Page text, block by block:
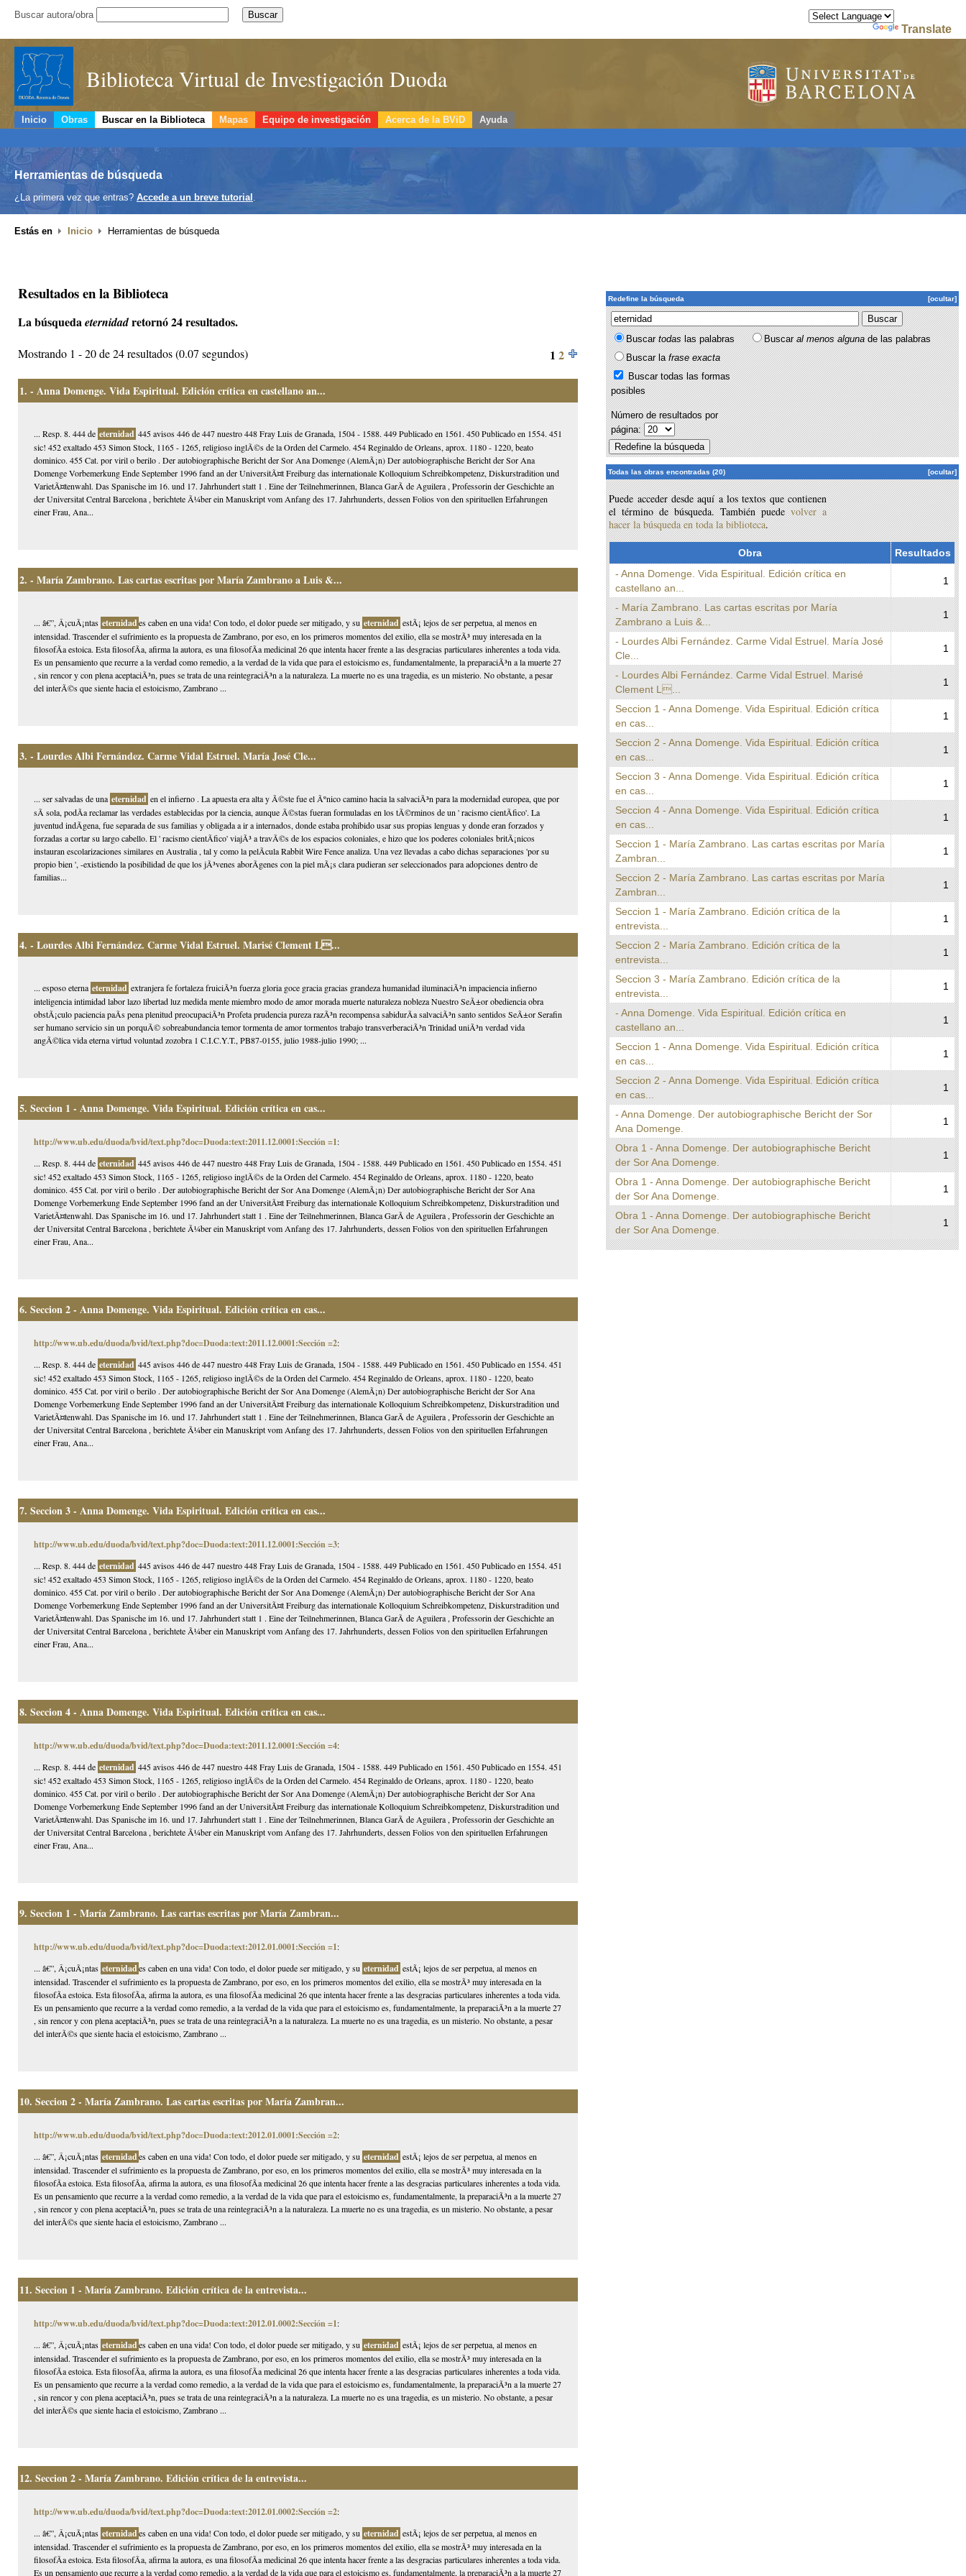
Translate
Buscar autora/obra
Biblioteca Virtual de Investigación Duoda
Inicio Obras Buscar en la Biblioteca Mapas Equipo de investigación Acerca de la BViD Ayuda
Herramientas de búsqueda
¿La primera vez que entras? Accede a un breve tutorial .
Estás en Inicio Herramientas de búsqueda
Resultados en la Biblioteca
La búsquedaeternidadretornó 24 resultados.
Mostrando 1 - 20 de 24 resultados (0.07 segundos) 1 2
1. - Anna Domenge. Vida Espiritual. Edición crítica en castellano an...
... Resp. 8. 444 de eternidad 445 avisos 446 de 447 nuestro 448 Fray Luis de Granada, 1504 - 1588. 449 Publicado en 1561. 450 Publicado en 1554. 451
sic! 452 exaltado 453 Simon Stock, 1165 - 1265, religioso inglÃ©s de la Orden del Carmelo. 454 Reginaldo de Orleans, aprox. 1180 - 1220, beato
dominico. 455 Cat. por viril o berilo . Der autobiographische Bericht der Sor Ana Domenge (AlemÃ¡n) Der autobiographische Bericht der Sor Ana
Domenge Vorbemerkung Ende September 1996 fand an der UniversitÃ¤t Freiburg das internationale Kolloquium Schreibkompetenz, Diskurstradition und
VarietÃ¤tenwahl. Das Spanische im 16. und 17. Jahrhundert statt 1 . Eine der Teilnehmerinnen, Blanca GarÃ­ de Aguilera , Professorin der Geschichte an
der Universitat Central Barcelona , berichtete Ã¼ber ein Manuskript vom Anfang des 17. Jahrhunderts, dessen Folios von den spirituellen Erfahrungen
einer Frau, Ana...
2. - María Zambrano. Las cartas escritas por María Zambrano a Luis &...
... â€”, Â¡cuÃ¡ntas eternidades caben en una vida! Con todo, el dolor puede ser mitigado, y su eternidad estÃ¡ lejos de ser perpetua, al menos en
intensidad. Trascender el sufrimiento es la propuesta de Zambrano, por eso, en los primeros momentos del exilio, ella se mostrÃ³ muy interesada en la
filosofÃ­a estoica. Esta filosofÃ­a, afirma la autora, es una filosofÃ­a medicinal 26 que intenta hacer frente a las desgracias particulares inherentes a toda vida.
Es un pensamiento que recurre a la verdad como remedio, a la verdad de la vida que para el estoicismo es, fundamentalmente, la preparaciÃ³n a la muerte 27
, sin rencor y con plena aceptaciÃ³n, pues se trata de una reintegraciÃ³n a la naturaleza. La muerte no es una tragedia, es un misterio. No obstante, a pesar
del interÃ©s que siente hacia el estoicismo, Zambrano ...
3. - Lourdes Albi Fernández. Carme Vidal Estruel. María José Cle...
... ser salvadas de una eternidad en el infierno . La apuesta era alta y Ã©ste fue el Ãºnico camino hacia la salvaciÃ³n para la modernidad europea, que por
sÃ­ sola, podÃ­a reclamar las verdades establecidas por la ciencia, aunque Ã©stas fueran formuladas en los tÃ©rminos de un ' racismo cientÃ­fico'. La
juventud indÃ­gena, fue separada de sus familias y obligada a ir a internados, donde estaba prohibido usar sus propias lenguas y donde eran forzados y
forzadas a cortar su largo cabello. El ' racismo cientÃ­fico' viajÃ³ a travÃ©s de los espacios coloniales, e hizo que los poderes coloniales britÃ¡nicos
instauran escolarizaciones similares en Australia , tal y como la pelÃ­cula Rabbit Wire Fence analiza. Una vez llevadas a cabo dichas separaciones 'por su
propio bien ', -existiendo la posibilidad de que los jÃ³venes aborÃ­genes con la piel mÃ¡s clara pudieran ser seleccionados para adopciones dentro de
familias...
4. - Lourdes Albi Fernández. Carme Vidal Estruel. Marisé Clement L...
... esposo eterna eternidad extranjera fe fortaleza fruiciÃ³n fuerza gloria goce gracia gracias grandeza humanidad iluminaciÃ³n impaciencia infierno
inteligencia intimidad labor lazo libertad luz medida mente miembro modo de amor morada muerte naturaleza nobleza Nuestro SeÃ±or obediencia obra
obstÃ¡culo paciencia paÃ­s pena plenitud preocupaciÃ³n Profeta prudencia pureza razÃ³n recompensa sabidurÃ­a salvaciÃ³n santo sentidos SeÃ±or Serafin
ser humano servicio sin un porquÃ© sobreabundancia temor tormenta de amor tormentos trabajo transverberaciÃ³n Trinidad uniÃ³n verdad vida
angÃ©lica vida eterna virtud voluntad zozobra 1 C.I.C.Y.T., PB87-0155, julio 1988-julio 1990; ...
5. Seccion 1 - Anna Domenge. Vida Espiritual. Edición crítica en cas...
http://www.ub.edu/duoda/bvid/text.php?doc=Duoda:text:2011.12.0001:Sección =1:
... Resp. 8. 444 de eternidad 445 avisos 446 de 447 nuestro 448 Fray Luis de Granada, 1504 - 1588. 449 Publicado en 1561. 450 Publicado en 1554. 451
sic! 452 exaltado 453 Simon Stock, 1165 - 1265, religioso inglÃ©s de la Orden del Carmelo. 454 Reginaldo de Orleans, aprox. 1180 - 1220, beato
dominico. 455 Cat. por viril o berilo . Der autobiographische Bericht der Sor Ana Domenge (AlemÃ¡n) Der autobiographische Bericht der Sor Ana
Domenge Vorbemerkung Ende September 1996 fand an der UniversitÃ¤t Freiburg das internationale Kolloquium Schreibkompetenz, Diskurstradition und
VarietÃ¤tenwahl. Das Spanische im 16. und 17. Jahrhundert statt 1 . Eine der Teilnehmerinnen, Blanca GarÃ­ de Aguilera , Professorin der Geschichte an
der Universitat Central Barcelona , berichtete Ã¼ber ein Manuskript vom Anfang des 17. Jahrhunderts, dessen Folios von den spirituellen Erfahrungen
einer Frau, Ana...
6. Seccion 2 - Anna Domenge. Vida Espiritual. Edición crítica en cas...
http://www.ub.edu/duoda/bvid/text.php?doc=Duoda:text:2011.12.0001:Sección =2:
... Resp. 8. 444 de eternidad 445 avisos 446 de 447 nuestro 448 Fray Luis de Granada, 1504 - 1588. 449 Publicado en 1561. 450 Publicado en 1554. 451
sic! 452 exaltado 453 Simon Stock, 1165 - 1265, religioso inglÃ©s de la Orden del Carmelo. 454 Reginaldo de Orleans, aprox. 1180 - 1220, beato
dominico. 455 Cat. por viril o berilo . Der autobiographische Bericht der Sor Ana Domenge (AlemÃ¡n) Der autobiographische Bericht der Sor Ana
Domenge Vorbemerkung Ende September 1996 fand an der UniversitÃ¤t Freiburg das internationale Kolloquium Schreibkompetenz, Diskurstradition und
VarietÃ¤tenwahl. Das Spanische im 16. und 17. Jahrhundert statt 1 . Eine der Teilnehmerinnen, Blanca GarÃ­ de Aguilera , Professorin der Geschichte an
der Universitat Central Barcelona , berichtete Ã¼ber ein Manuskript vom Anfang des 17. Jahrhunderts, dessen Folios von den spirituellen Erfahrungen
einer Frau, Ana...
7. Seccion 3 - Anna Domenge. Vida Espiritual. Edición crítica en cas...
http://www.ub.edu/duoda/bvid/text.php?doc=Duoda:text:2011.12.0001:Sección =3:
... Resp. 8. 444 de eternidad 445 avisos 446 de 447 nuestro 448 Fray Luis de Granada, 1504 - 1588. 449 Publicado en 1561. 450 Publicado en 1554. 451
sic! 452 exaltado 453 Simon Stock, 1165 - 1265, religioso inglÃ©s de la Orden del Carmelo. 454 Reginaldo de Orleans, aprox. 1180 - 1220, beato
dominico. 455 Cat. por viril o berilo . Der autobiographische Bericht der Sor Ana Domenge (AlemÃ¡n) Der autobiographische Bericht der Sor Ana
Domenge Vorbemerkung Ende September 1996 fand an der UniversitÃ¤t Freiburg das internationale Kolloquium Schreibkompetenz, Diskurstradition und
VarietÃ¤tenwahl. Das Spanische im 16. und 17. Jahrhundert statt 1 . Eine der Teilnehmerinnen, Blanca GarÃ­ de Aguilera , Professorin der Geschichte an
der Universitat Central Barcelona , berichtete Ã¼ber ein Manuskript vom Anfang des 17. Jahrhunderts, dessen Folios von den spirituellen Erfahrungen
einer Frau, Ana...
8. Seccion 4 - Anna Domenge. Vida Espiritual. Edición crítica en cas...
http://www.ub.edu/duoda/bvid/text.php?doc=Duoda:text:2011.12.0001:Sección =4:
... Resp. 8. 444 de eternidad 445 avisos 446 de 447 nuestro 448 Fray Luis de Granada, 1504 - 1588. 449 Publicado en 1561. 450 Publicado en 1554. 451
sic! 452 exaltado 453 Simon Stock, 1165 - 1265, religioso inglÃ©s de la Orden del Carmelo. 454 Reginaldo de Orleans, aprox. 1180 - 1220, beato
dominico. 455 Cat. por viril o berilo . Der autobiographische Bericht der Sor Ana Domenge (AlemÃ¡n) Der autobiographische Bericht der Sor Ana
Domenge Vorbemerkung Ende September 1996 fand an der UniversitÃ¤t Freiburg das internationale Kolloquium Schreibkompetenz, Diskurstradition und
VarietÃ¤tenwahl. Das Spanische im 16. und 17. Jahrhundert statt 1 . Eine der Teilnehmerinnen, Blanca GarÃ­ de Aguilera , Professorin der Geschichte an
der Universitat Central Barcelona , berichtete Ã¼ber ein Manuskript vom Anfang des 17. Jahrhunderts, dessen Folios von den spirituellen Erfahrungen
einer Frau, Ana...
9. Seccion 1 - María Zambrano. Las cartas escritas por María Zambran...
http://www.ub.edu/duoda/bvid/text.php?doc=Duoda:text:2012.01.0001:Sección =1:
... â€”, Â¡cuÃ¡ntas eternidades caben en una vida! Con todo, el dolor puede ser mitigado, y su eternidad estÃ¡ lejos de ser perpetua, al menos en
intensidad. Trascender el sufrimiento es la propuesta de Zambrano, por eso, en los primeros momentos del exilio, ella se mostrÃ³ muy interesada en la
filosofÃ­a estoica. Esta filosofÃ­a, afirma la autora, es una filosofÃ­a medicinal 26 que intenta hacer frente a las desgracias particulares inherentes a toda vida.
Es un pensamiento que recurre a la verdad como remedio, a la verdad de la vida que para el estoicismo es, fundamentalmente, la preparaciÃ³n a la muerte 27
, sin rencor y con plena aceptaciÃ³n, pues se trata de una reintegraciÃ³n a la naturaleza. La muerte no es una tragedia, es un misterio. No obstante, a pesar
del interÃ©s que siente hacia el estoicismo, Zambrano ...
10. Seccion 2 - María Zambrano. Las cartas escritas por María Zambran...
http://www.ub.edu/duoda/bvid/text.php?doc=Duoda:text:2012.01.0001:Sección =2:
... â€”, Â¡cuÃ¡ntas eternidades caben en una vida! Con todo, el dolor puede ser mitigado, y su eternidad estÃ¡ lejos de ser perpetua, al menos en
intensidad. Trascender el sufrimiento es la propuesta de Zambrano, por eso, en los primeros momentos del exilio, ella se mostrÃ³ muy interesada en la
filosofÃ­a estoica. Esta filosofÃ­a, afirma la autora, es una filosofÃ­a medicinal 26 que intenta hacer frente a las desgracias particulares inherentes a toda vida.
Es un pensamiento que recurre a la verdad como remedio, a la verdad de la vida que para el estoicismo es, fundamentalmente, la preparaciÃ³n a la muerte 27
, sin rencor y con plena aceptaciÃ³n, pues se trata de una reintegraciÃ³n a la naturaleza. La muerte no es una tragedia, es un misterio. No obstante, a pesar
del interÃ©s que siente hacia el estoicismo, Zambrano ...
11. Seccion 1 - María Zambrano. Edición crítica de la entrevista...
http://www.ub.edu/duoda/bvid/text.php?doc=Duoda:text:2012.01.0002:Sección =1:
... â€”, Â¡cuÃ¡ntas eternidades caben en una vida! Con todo, el dolor puede ser mitigado, y su eternidad estÃ¡ lejos de ser perpetua, al menos en
intensidad. Trascender el sufrimiento es la propuesta de Zambrano, por eso, en los primeros momentos del exilio, ella se mostrÃ³ muy interesada en la
filosofÃ­a estoica. Esta filosofÃ­a, afirma la autora, es una filosofÃ­a medicinal 26 que intenta hacer frente a las desgracias particulares inherentes a toda vida.
Es un pensamiento que recurre a la verdad como remedio, a la verdad de la vida que para el estoicismo es, fundamentalmente, la preparaciÃ³n a la muerte 27
, sin rencor y con plena aceptaciÃ³n, pues se trata de una reintegraciÃ³n a la naturaleza. La muerte no es una tragedia, es un misterio. No obstante, a pesar
del interÃ©s que siente hacia el estoicismo, Zambrano ...
12. Seccion 2 - María Zambrano. Edición crítica de la entrevista...
http://www.ub.edu/duoda/bvid/text.php?doc=Duoda:text:2012.01.0002:Sección =2:
... â€”, Â¡cuÃ¡ntas eternidades caben en una vida! Con todo, el dolor puede ser mitigado, y su eternidad estÃ¡ lejos de ser perpetua, al menos en
intensidad. Trascender el sufrimiento es la propuesta de Zambrano, por eso, en los primeros momentos del exilio, ella se mostrÃ³ muy interesada en la
filosofÃ­a estoica. Esta filosofÃ­a, afirma la autora, es una filosofÃ­a medicinal 26 que intenta hacer frente a las desgracias particulares inherentes a toda vida.
Es un pensamiento que recurre a la verdad como remedio, a la verdad de la vida que para el estoicismo es, fundamentalmente, la preparaciÃ³n a la muerte 27
[ocultar]
Redefine la búsqueda
Buscartodaslas palabras Buscaral menos algunade las palabras
Buscar lafrase exacta
Buscar todas las formas
posibles
Número de resultados por
página:
[ocultar]
Todas las obras encontradas (20)
Puede acceder desde aquí a los textos que contienen
el término de búsqueda. También puedevolver a
hacer la búsqueda en toda la biblioteca.
Obra
Resultados
- Anna Domenge. Vida Espiritual. Edición crítica en
castellano an...
1
- María Zambrano. Las cartas escritas por María
Zambrano a Luis &...
1
- Lourdes Albi Fernández. Carme Vidal Estruel. María José
Cle...
1
- Lourdes Albi Fernández. Carme Vidal Estruel. Marisé
Clement L...
1
Seccion 1 - Anna Domenge. Vida Espiritual. Edición crítica
en cas...
1
Seccion 2 - Anna Domenge. Vida Espiritual. Edición crítica
en cas...
1
Seccion 3 - Anna Domenge. Vida Espiritual. Edición crítica
en cas...
1
Seccion 4 - Anna Domenge. Vida Espiritual. Edición crítica
en cas...
1
Seccion 1 - María Zambrano. Las cartas escritas por María
Zambran...
1
Seccion 2 - María Zambrano. Las cartas escritas por María
Zambran...
1
Seccion 1 - María Zambrano. Edición crítica de la
entrevista...
1
Seccion 2 - María Zambrano. Edición crítica de la
entrevista...
1
Seccion 3 - María Zambrano. Edición crítica de la
entrevista...
1
- Anna Domenge. Vida Espiritual. Edición crítica en
castellano an...
1
Seccion 1 - Anna Domenge. Vida Espiritual. Edición crítica
en cas...
1
Seccion 2 - Anna Domenge. Vida Espiritual. Edición crítica
en cas...
1
- Anna Domenge. Der autobiographische Bericht der Sor
Ana Domenge.
1
Obra 1 - Anna Domenge. Der autobiographische Bericht
der Sor Ana Domenge.
1
Obra 1 - Anna Domenge. Der autobiographische Bericht
der Sor Ana Domenge.
1
Obra 1 - Anna Domenge. Der autobiographische Bericht
der Sor Ana Domenge.
1